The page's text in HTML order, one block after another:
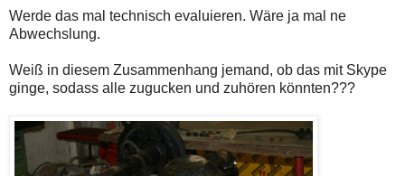
Werde das mal technisch evaluieren. Wäre ja mal ne
Abwechslung.
Weiß in diesem Zusammenhang jemand, ob das mit Skype
ginge, sodass alle zugucken und zuhören könnten???